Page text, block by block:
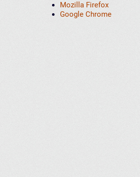
Mozilla Firefox
Google Chrome